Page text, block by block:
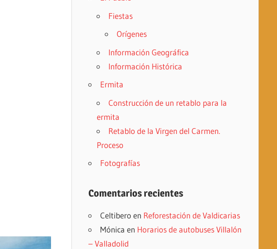
Fiestas
Orígenes
Información Geográfica
Información Histórica
Ermita
Construcción de un retablo para la
ermita
Retablo de la Virgen del Carmen.
Proceso
Fotografías
Comentarios recientes
Celtibero en Reforestación de Valdicarias
Mónica en Horarios de autobuses Villalón
– Valladolid